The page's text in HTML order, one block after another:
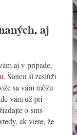
aj
aj v prípade,
. Šancu si zaslúži
sa vám môžu
vám už pri
o sms
ak viete, že